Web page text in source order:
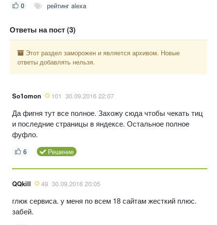
0 рейтинг alexa
Ответы на пост (3)
Этот раздел заморожен и является архивом. Новые
ответы добавлять нельзя.
So1omon 101 30.09.2016 22:07
Да фигня тут все полное. Захожу сюда чтобы чекать тиц
и последние страницы в яндексе. Остальное полное
фуфло.
6 Решение
QQkill 49 30.09.2016 20:05
глюк сервиса. у меня по всем 18 сайтам жесткий плюс.
забей.